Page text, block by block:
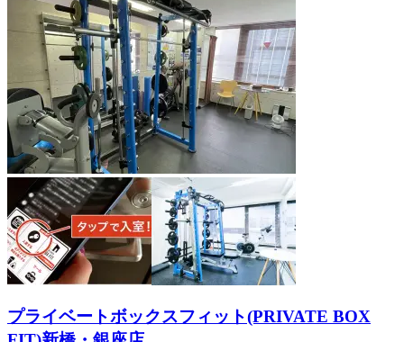
プライベートボックスフィット(PRIVATE BOX